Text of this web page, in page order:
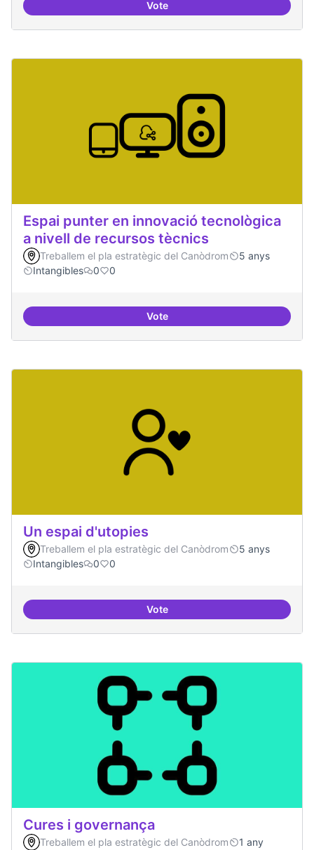
VoteAntenes Ateneu a altres punts
Espai punter en innovació tecnològica
a nivell de recursos tècnics
Treballem el pla estratègic del Canòdrom
5 anys
Intangibles
0 0
VoteEspai punter en innovació
Un espai d'utopies
Treballem el pla estratègic del Canòdrom
5 anys
Intangibles
0 0
VoteUn espai d'utopies
Cures i governança
Treballem el pla estratègic del Canòdrom
1 any